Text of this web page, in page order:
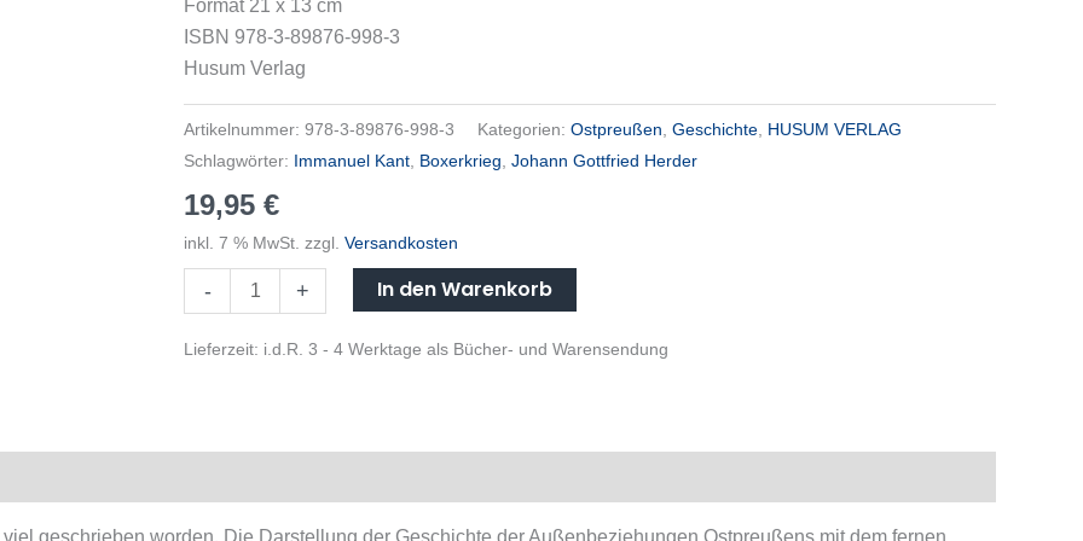
Format 21 x 13 cm
ISBN 978-3-89876-998-3
Husum Verlag
Artikelnummer: 978-3-89876-998-3 Kategorien: Ostpreußen Geschichte HUSUM VERLAG
Schlagwörter: Immanuel Kant Boxerkrieg Johann Gottfried Herder
19,95 €
inkl. 7 % MwSt. zzgl. Versandkosten
- + In den Warenkorb
Lieferzeit: i.d.R. 3 - 4 Werktage als Bücher- und Warensendung
geschrieben worden. Die Darstellung der Geschichte der Außenbeziehungen Ostpreußens mit dem fernen